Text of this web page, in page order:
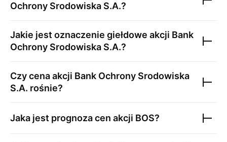
Ochrony Srodowiska S.A.?
Jakie jest oznaczenie giełdowe akcji Bank
Ochrony Srodowiska S.A.?
Czy cena akcji Bank Ochrony Srodowiska
S.A. rośnie?
Jaka jest prognoza cen akcji BOS?